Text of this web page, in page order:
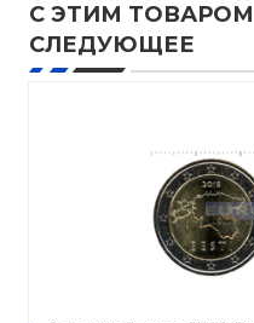
С ЭТИМ
СЛЕДУЮЩЕЕ